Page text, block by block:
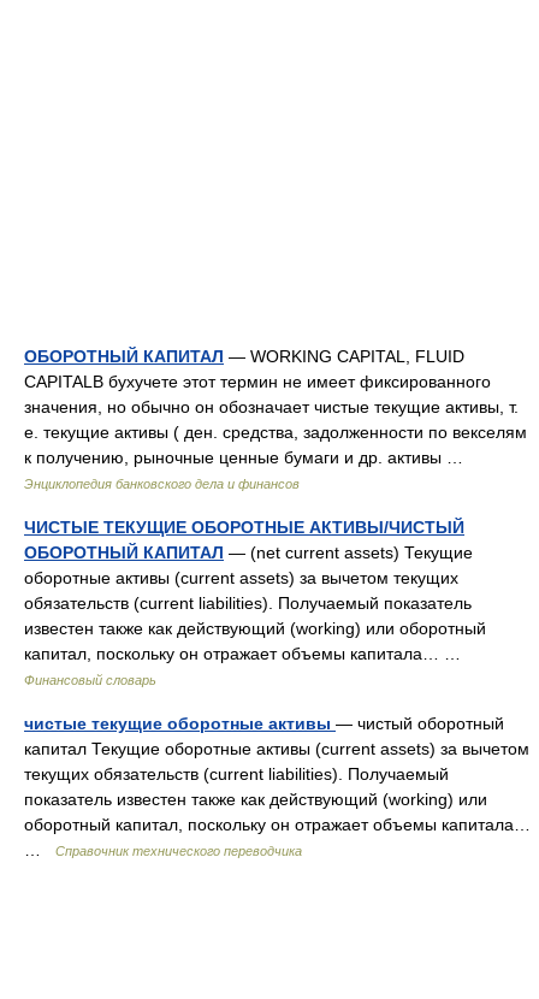
ОБОРОТНЫЙ КАПИТАЛ — WORKING CAPITAL, FLUID
CAPITALВ бухучете этот термин не имеет фиксированного
значения, но обычно он обозначает чистые текущие активы, т.
е. текущие активы ( ден. средства, задолженности по векселям
к получению, рыночные ценные бумаги и др. активы …
Энциклопедия банковского дела и финансов
ЧИСТЫЕ ТЕКУЩИЕ ОБОРОТНЫЕ АКТИВЫ/ЧИСТЫЙ
ОБОРОТНЫЙ КАПИТАЛ — (net current assets) Текущие
оборотные активы (current assets) за вычетом текущих
обязательств (current liabilities). Получаемый показатель
известен также как действующий (working) или оборотный
капитал, поскольку он отражает объемы капитала… …
Финансовый словарь
чистые текущие оборотные активы — чистый оборотный
капитал Текущие оборотные активы (current assets) за вычетом
текущих обязательств (current liabilities). Получаемый
показатель известен также как действующий (working) или
оборотный капитал, поскольку он отражает объемы капитала…
Справочник технического переводчика